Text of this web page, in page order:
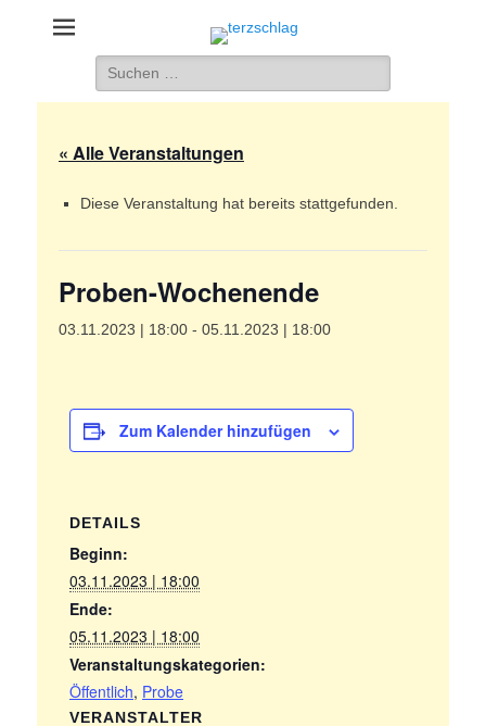
terzschlag
Gemischter Chor Hetzdorf e. V.
Suche
nach:
« Alle Veranstaltungen
Diese Veranstaltung hat bereits stattgefunden.
Proben-Wochenende
03.11.2023 | 18:00 - 05.11.2023 | 18:00
Zum Kalender hinzufügen
DETAILS
Beginn:
03.11.2023 | 18:00
Ende:
05.11.2023 | 18:00
Veranstaltungskategorien:
Öffentlich, Probe
VERANSTALTER